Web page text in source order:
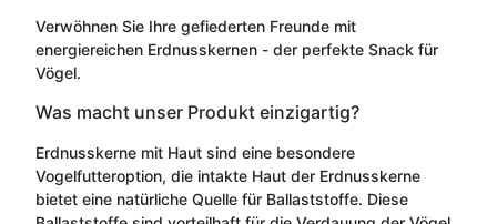
Verwöhnen Sie Ihre gefiederten Freunde mit
energiereichen Erdnusskernen - der perfekte Snack für
Vögel.
Was macht unser Produkt einzigartig?
Erdnusskerne mit Haut sind eine besondere
Vogelfutteroption, die intakte Haut der Erdnusskerne
bietet eine natürliche Quelle für Ballaststoffe. Diese